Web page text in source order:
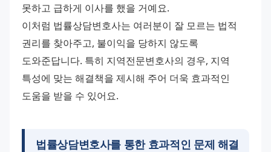
못하고 급하게 이사를 했을 거예요.
이처럼 법률상담변호사는 여러분이 잘 모르는 법적
권리를 찾아주고, 불이익을 당하지 않도록
도와준답니다. 특히 지역전문변호사의 경우, 지역
특성에 맞는 해결책을 제시해 주어 더욱 효과적인
도움을 받을 수 있어요.
법률상담변호사를 통한 효과적인 문제 해결